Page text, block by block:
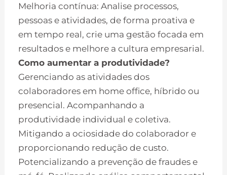
Melhoria contínua: Analise processos,
pessoas e atividades, de forma proativa e
em tempo real, crie uma gestão focada em
resultados e melhore a cultura empresarial.
Como aumentar a produtividade?
Gerenciando as atividades dos
colaboradores em home office, híbrido ou
presencial. Acompanhando a
produtividade individual e coletiva.
Mitigando a ociosidade do colaborador e
proporcionando redução de custo.
Potencializando a prevenção de fraudes e